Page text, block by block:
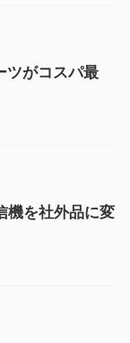
ツがコスパ最
機を社外品に変